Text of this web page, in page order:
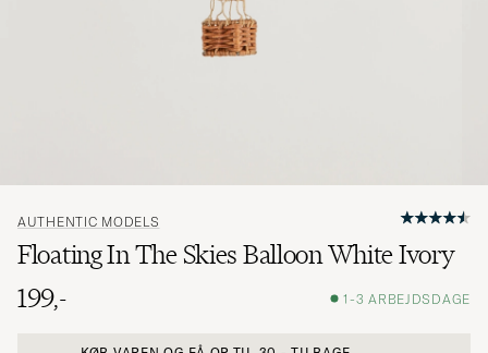
AUTHENTIC MODELS
Floating In The Skies Balloon White Ivory
199,-
1-3 ARBEJDSDAGE